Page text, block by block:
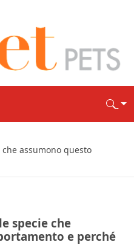
assumono questo
specie che
e perché